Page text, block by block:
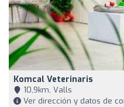
Komcal Veterinaris
10,9km, Valls
Ver dirección y datos de